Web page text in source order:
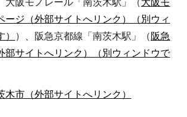
ージ（外部サイトへリンク）（別ウィ
）、阪急京都線「南茨木駅」（ 阪急
部サイトへリンク）（別ウィンドウで
木市（外部サイトへリンク）